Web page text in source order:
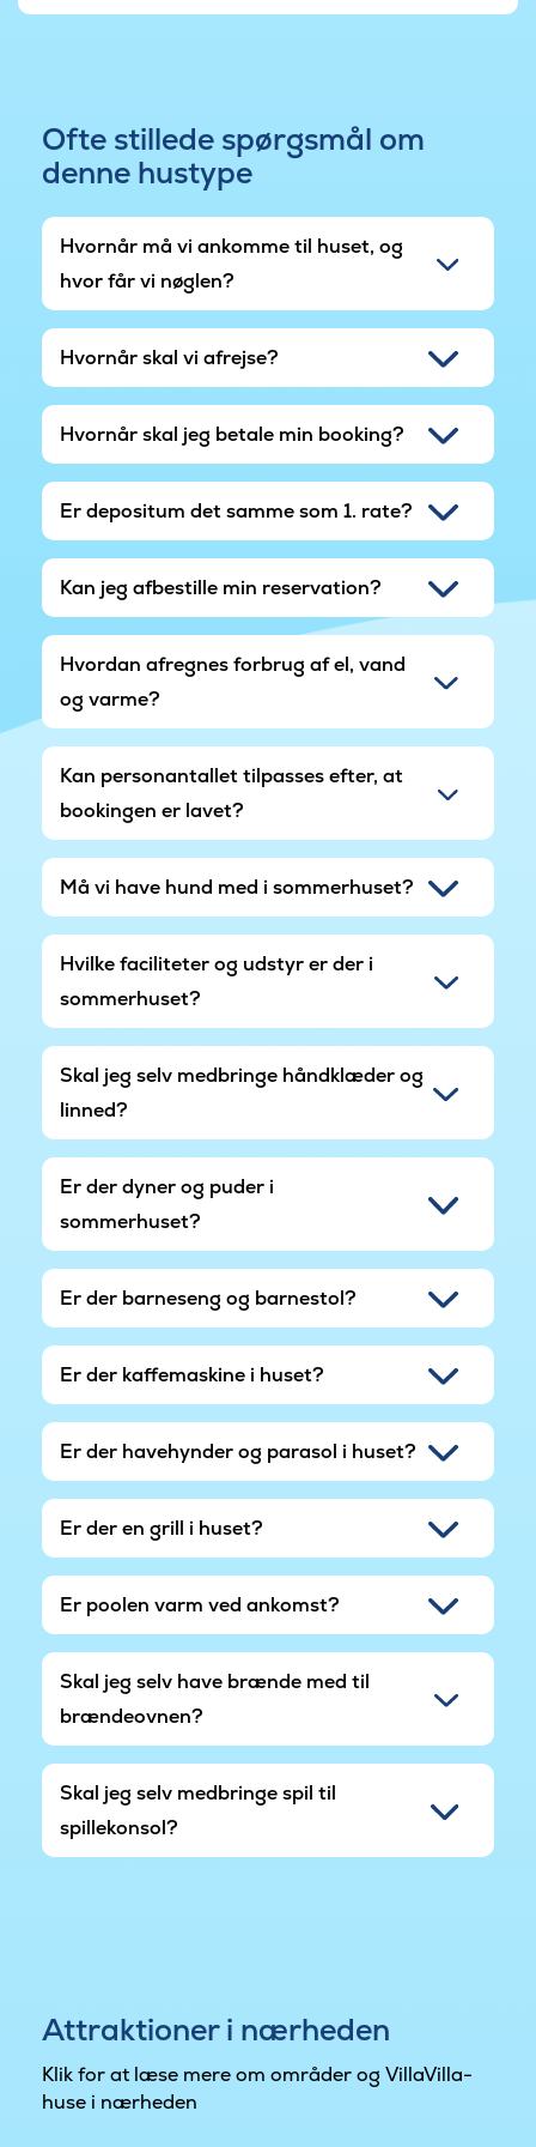
soveværelser og en hems. Særligt hemsen med
Krakow am See skal betale en turistskat, som vil
blive fratrukket depositummet ved afregning.
slut september) og € 0,50 EUR pr. dag i
lavsæsonen (start oktober til slut marts).
Ofte stillede spørgsmål om
denne hustype
Hvornår må vi ankomme til huset, og
hvor får vi nøglen?
Hvornår skal vi afrejse?
Hvornår skal jeg betale min booking?
Er depositum det samme som 1. rate?
Kan jeg afbestille min reservation?
Hvordan afregnes forbrug af el, vand
og varme?
Kan personantallet tilpasses efter, at
bookingen er lavet?
Må vi have hund med i sommerhuset?
Hvilke faciliteter og udstyr er der i
sommerhuset?
Skal jeg selv medbringe håndklæder og
linned?
Er der dyner og puder i
sommerhuset?
Er der barneseng og barnestol?
Er der kaffemaskine i huset?
Er der havehynder og parasol i huset?
Er der en grill i huset?
Er poolen varm ved ankomst?
Skal jeg selv have brænde med til
brændeovnen?
Skal jeg selv medbringe spil til
spillekonsol?
Attraktioner i nærheden
Klik for at læse mere om områder og VillaVilla-
huse i nærheden